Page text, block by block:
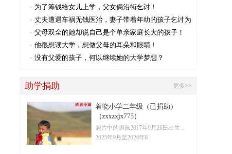
为了筹钱给女儿上学，父女俩沿街乞讨！
丈夫遭遇车祸无钱医治，妻子带着年幼的孩子乞讨为
父母双全的她却说自己是个单亲家庭长大的孩子！
他很想读大学，想做父母的耳朵和眼睛！
没有父爱的孩子，何以继续她的大学梦想？
更多>>
助学捐助
着晓小学二年级（已捐助）
（zxxzxjx775）
照片中的男孩2017年9月26日出生，
2025年9月至2026年8